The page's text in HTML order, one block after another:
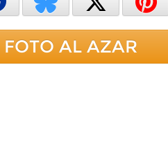
FOTO AL AZAR